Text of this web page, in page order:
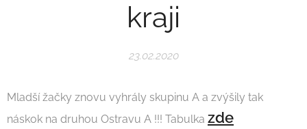
kraji
23.02.2020
Mladší žačky znovu vyhrály skupinu A a zvýšily tak
náskok na druhou Ostravu A !!! Tabulka zde